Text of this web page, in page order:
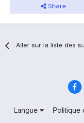
Share
Aller sur la liste des
Langue Politique